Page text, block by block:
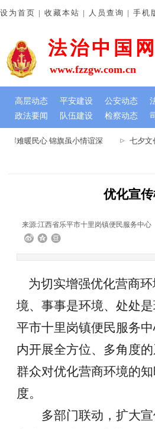
难暖民心 锦旗虽小情谊深 七夕文
法治中国网
政法要闻 队伍建设 检察动态
设为首页 | 收藏本站 | 人员查询 | 手机
www.fzzgw.com.cn
高层动态 平安建设 公安动态
优化宣
来源:江西省乐平市十里岗镇便民服务中心
为切实增强优化营商
境、事事是环境、处处
平市十里岗镇便民服务
内开展全方位、多角度
群众对优化营商环境的
度。
多部门联动，扩大宣